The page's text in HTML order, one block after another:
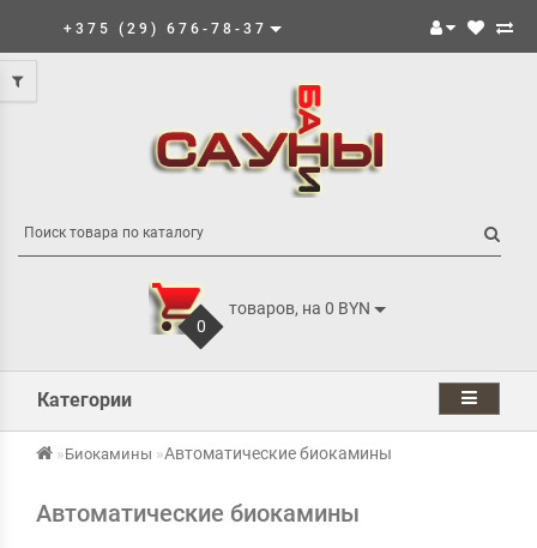
+375 (29) 676-78-37
0
товаров, на 0 BYN
Категории
Биокамины Автоматические биокамины
Автоматические биокамины